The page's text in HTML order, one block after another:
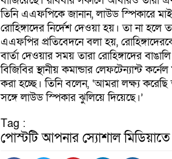
তিনি এএফপিকে জানান, লাউড স্পিকারে
রোহিঙ্গাদের নির্দেশ দেওয়া হয়। তা না
এএফপির প্রতিবেদনে বলা হয়,
বার্তা দেওয়ার সময় তারা রোহিঙ্গাদের
বিজিবির স্থানীয় কমান্ডার লেফটেন্যান্ট
করা হচ্ছে। তিনি বলেন, ‘আমরা লক্ষ্য করেছি
সঙ্গে লাউড স্পিকার ঝুলিয়ে দিয়েছে।’
Tag :
পোস্টটি আপনার স্যোশাল